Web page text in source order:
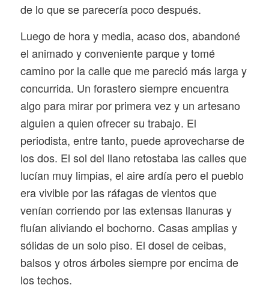
de lo que se parecería poco después.
Luego de hora y media, acaso dos, abandoné
el animado y conveniente parque y tomé
camino por la calle que me pareció más larga y
concurrida. Un forastero siempre encuentra
algo para mirar por primera vez y un artesano
alguien a quien ofrecer su trabajo. El
periodista, entre tanto, puede aprovecharse de
los dos. El sol del llano retostaba las calles que
lucían muy limpias, el aire ardía pero el pueblo
era vivible por las ráfagas de vientos que
venían corriendo por las extensas llanuras y
fluían aliviando el bochorno. Casas amplias y
sólidas de un solo piso. El dosel de ceibas,
balsos y otros árboles siempre por encima de
los techos.